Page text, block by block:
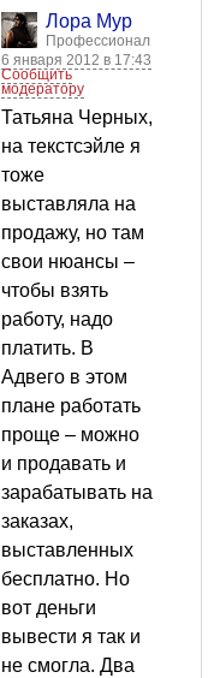
Лора Мур
Профессионал
6 января 2012 в 17:43
Сообщить
модератору
Татьяна Черных,
на текстсэйле я
тоже
выставляла на
продажу, но там
свои нюансы –
чтобы взять
работу, надо
платить. В
Адвего в этом
плане работать
проще – можно
и продавать и
зарабатывать на
заказах,
выставленных
бесплатно. Но
вот деньги
вывести я так и
не смогла. Два